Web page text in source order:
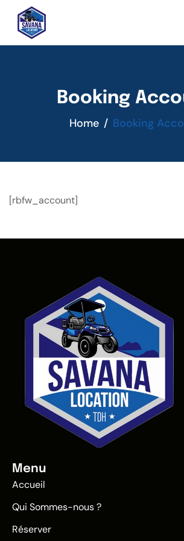
Booking
Home Booking
[rbfw_account]
Menu
Accueil
Qui Sommes-nous ?
Réserver